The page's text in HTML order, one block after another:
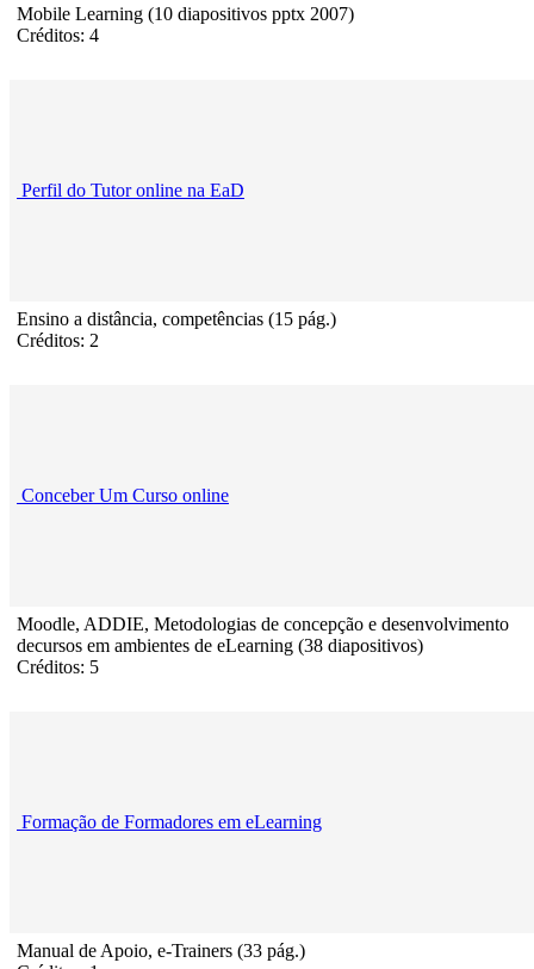
Mobile Learning (10 diapositivos pptx 2007)
Créditos: 4
Perfil do Tutor online na EaD
Ensino a distância, competências (15 pág.)
Créditos: 2
Conceber Um Curso online
Moodle, ADDIE, Metodologias de concepção e desenvolvimento
decursos em ambientes de eLearning (38 diapositivos)
Créditos: 5
Formação de Formadores em eLearning
Manual de Apoio, e-Trainers (33 pág.)